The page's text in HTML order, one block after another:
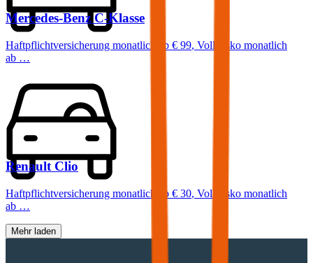
Mercedes-Benz C-Klasse
Haftpflichtversicherung monatlich ab € 99, Vollkasko monatlich
ab …
Renault Clio
Haftpflichtversicherung monatlich ab € 30, Vollkasko monatlich
ab …
Mehr laden